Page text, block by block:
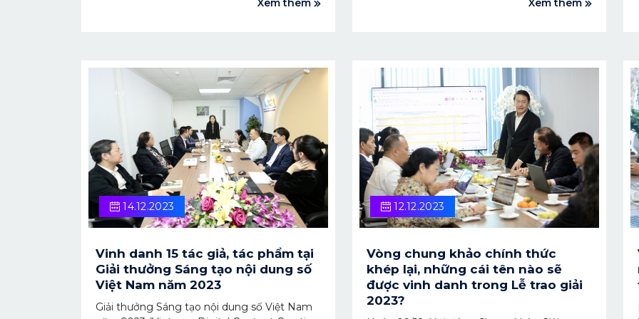
chờ đón người thắng cuộc tại Lễ trao giải
Xem thêm
tạo nội dung - Chủ sở hữu kênh YouTube
Jayni Travel Hãy cùng chờ đón tại Lễ Trao Giải
thưởng Sáng tạo Nội dung số VCA 2023 vào
ngày 22/12/2023.
Xem thêm
14.12.2023
Vinh danh 15 tác giả, tác phẩm tại
Giải thưởng Sáng tạo nội dung số
Việt Nam năm 2023
Giải thưởng Sáng tạo nội dung số Việt Nam
12.12.2023
Vòng chung khảo chính thức
khép lại, những cái tên nào sẽ
được vinh danh trong Lễ trao giải
2023?